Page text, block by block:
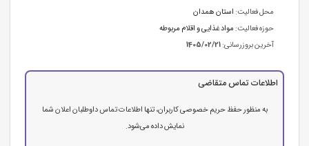
محل فعالیت: استان همدان
حوزه فعالیت: مواد غذایی و اقلام مربوطه
آخرین بروزرسانی:1405/02/21
اطلاعات تماس متقاضی
به منظور حفظ حریم خصوصی کاربران، تنها اطلاعات تماس داوطلبان اعلان شما
نمایش داده می‌شود.